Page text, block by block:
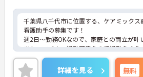
千葉県八千代市に位置する、ケアミックス
看護助手の募集です！
週2日～勤務OKなので、家庭との両立が
また、マイカー通勤可能なので通勤らく
ご興味のある方には、面接対策ポイントな
に詳細をお話しいたしますのでお気軽にご
詳細を見る 無料